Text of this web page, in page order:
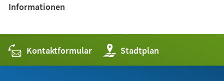
Informationen
Kontaktformular Stadtplan
(Öffnet
in
einem